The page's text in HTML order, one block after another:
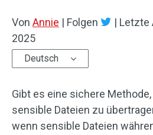
Von Annie | Folgen | Letzte
2025
Deutsch
Gibt es eine sichere
sensible Dateien zu
wenn sensible Dateien